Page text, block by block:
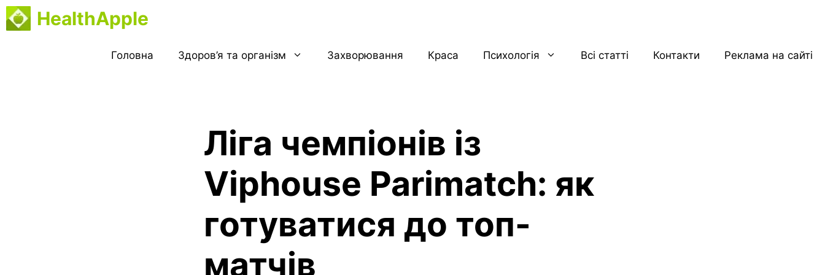
Перейти
до
HealthApple
Головна Здоров’я та організм Захворювання Краса Психологія Всі статті Контакти Реклама на сайті
Ліга чемпіонів із
Viphouse Parimatch: як
готуватися до топ-
матчів